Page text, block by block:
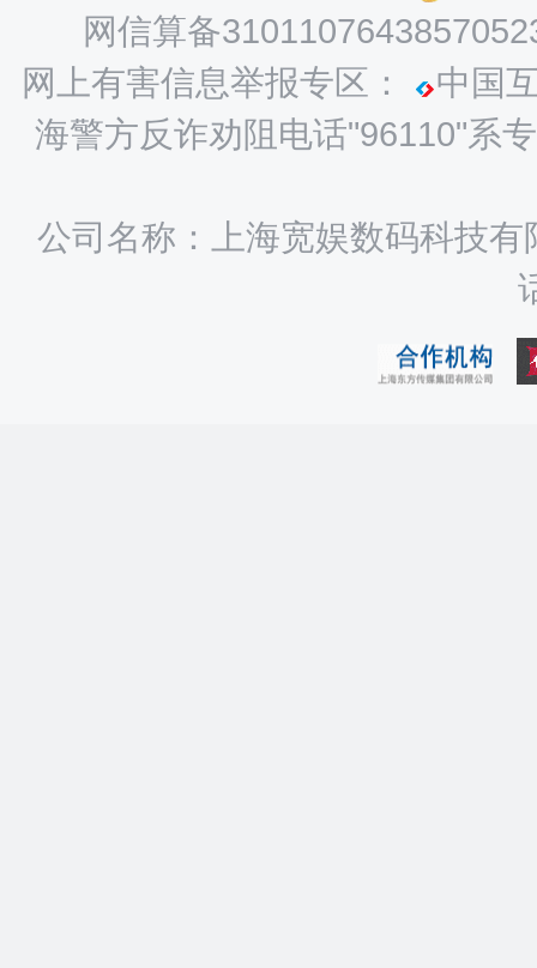
网信算备
网上有害信息举报专区：
中国
海警方反诈劝阻电话"96110"系
公司名称：上海宽娱数码科技有